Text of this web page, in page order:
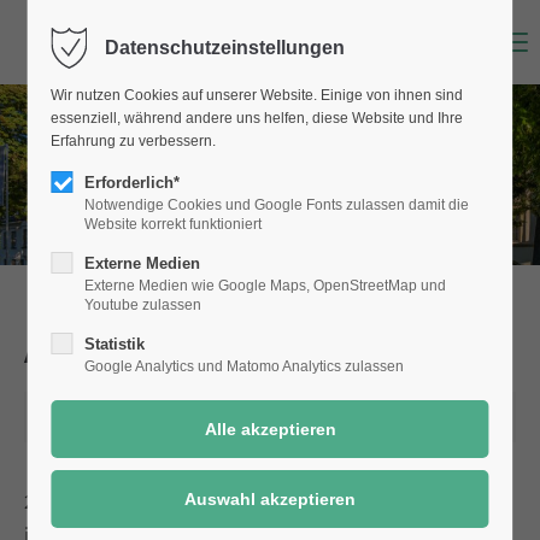
Aktuelle Meldungenaus Selm
2018 hat das Unternehmen McAirlaids seinen Betrieb
Datenschutzeinstellungen
Wir nutzen Cookies auf unserer Website. Einige von ihnen sind
essenziell, während andere uns helfen, diese Website und Ihre
Erfahrung zu verbessern.
Erforderlich*
Notwendige Cookies und Google Fonts zulassen damit die
Website korrekt funktioniert
Externe Medien
Externe Medien wie Google Maps, OpenStreetMap und
Youtube zulassen
Statistik
Google Analytics und Matomo Analytics zulassen